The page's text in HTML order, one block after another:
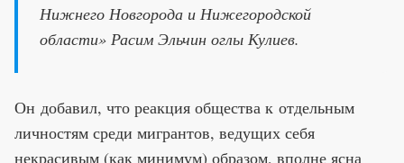
Нижнего Новгорода и Нижегородской
области» Расим Эльчин оглы Кулиев.
Он добавил, что реакция общества к отдельным
личностям среди мигрантов, ведущих себя
некрасивым (как минимум) образом, вполне ясна